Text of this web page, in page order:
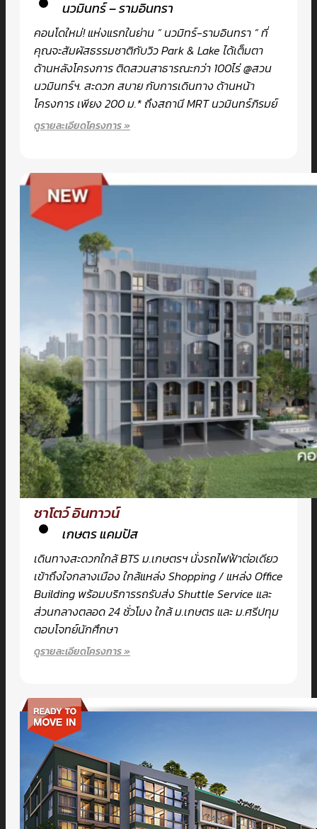
นวมินทร์ – รามอินทรา
คอนโดใหม่! แห่งแรกในย่าน ” นวมิทร์-รามอินทรา ” ที่
คุณจะสัมผัสธรรมชาติกับวิว Park & Lake ได้เต็มตา
ด้านหลังโครงการ ติดสวนสาธารณะกว่า 100ไร่ @สวน
นวมินทร์ฯ. สะดวก สบาย กับการเดินทาง ด้านหน้า
โครงการ เพียง 200 ม.* ถึงสถานี MRT นวมินทร์ภิรมย์
ดูรายละเอียดโครงการ »
ชาโตว์ อินทาวน์
เกษตร แคมปัส
เดินทางสะดวกใกล้ BTS ม.เกษตรฯ นั่งรถไฟฟ้าต่อเดียว
เข้าถึงใจกลางเมือง ใกล้แหล่ง Shopping / แหล่ง Office
Building พร้อมบริการรถรับส่ง Shuttle Service และ
ส่วนกลางตลอด 24 ชั่วโมง ใกล้ ม.เกษตร และ ม.ศรีปทุม
ตอบโจทย์นักศึกษา
ดูรายละเอียดโครงการ »